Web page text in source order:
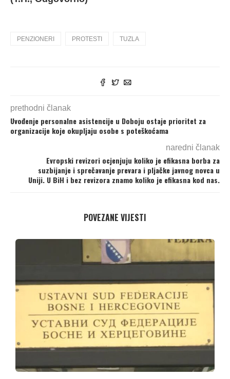
PENZIONERI PROTESTI TUZLA
prethodni članak
Uvođenje personalne asistencije u Doboju ostaje prioritet za
organizacije koje okupljaju osobe s poteškoćama
naredni članak
Evropski revizori ocjenjuju koliko je efikasna borba za
suzbijanje i sprečavanje prevara i pljačke javnog novca u
Uniji. U BiH i bez revizora znamo koliko je efikasna kod nas.
POVEZANE VIJESTI